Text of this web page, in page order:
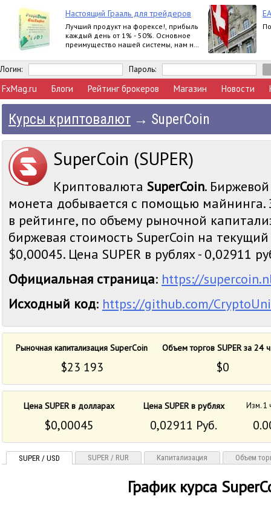
Настоящий Грааль для трейдеров
Лучший продукт на форексе!, прибыль
каждый день от 1% - 50%. Основное
преимущество нашей системы, нам не
прибыли
Логин: Пароль:
FxMag.ru Блоги Рейтинг брокеров Магазин Новости
Курсы криптовалют → SuperCoin
SuperCoin (SUPER)
Криптовалюта SuperCoin.
монета добывается с помощью майнинга.
в рейтинге, по объему рыночной
биржевая стоимость SuperCoin на
$0,00045. Цена SUPER в рублях - 0,02911
Официальная страница: https://
Исходный код: https://github.com/
Рыночная капитализация SuperCoin Объем торгов SUPER за 24
$23 193 $0
Цена SUPER в долларах Цена SUPER в рублях Изм. 1
$0,00045 0,02911 Руб.
SUPER / USD SUPER / RUR Капитализация Объем
График курса